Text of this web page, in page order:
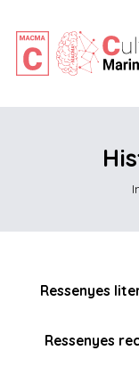
Ressenyes
Ressenyes